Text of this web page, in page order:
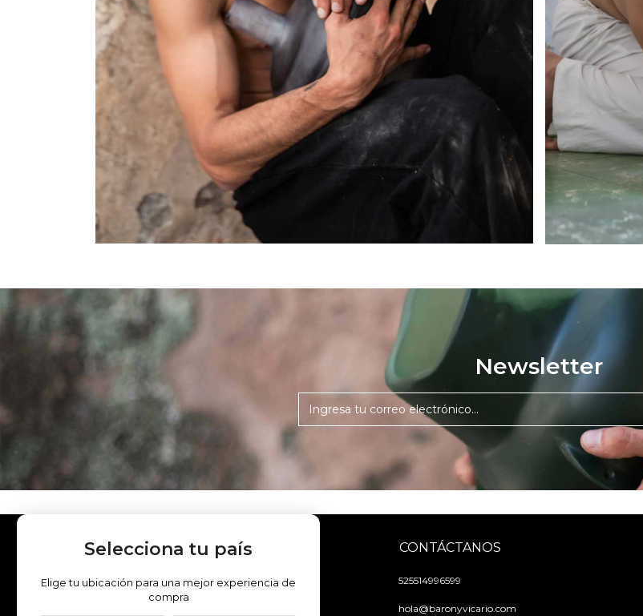
Newsletter
Selecciona tu país
Elige tu ubicación para una mejor experiencia de
compra
LEGAL
Aviso de Privacidad
CONTÁCTANOS
525514996599
hola@baronyvicario.com